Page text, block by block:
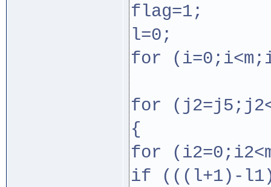
flag=1;
l=0;
for
for
{
for
if (((l+1)-